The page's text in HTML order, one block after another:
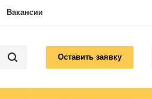
Вакансии
Оставить заявку